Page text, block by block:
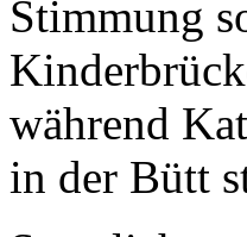
Stimmung
während
in der Bütt